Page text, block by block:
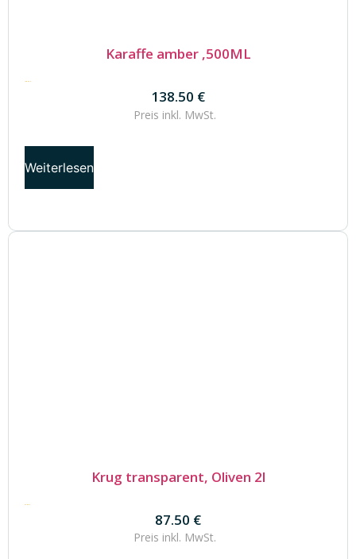
Karaffe amber ,500ML
138.50 €
138.50 €
Preis inkl. MwSt.
Weiterlesen
Krug transparent, Oliven 2l
87.50 €
87.50 €
Preis inkl. MwSt.